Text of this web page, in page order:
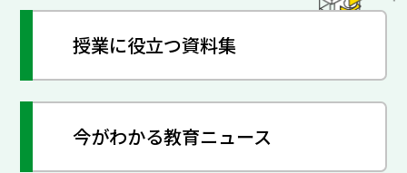
授業に役立つ資料集
今がわかる教育ニュース